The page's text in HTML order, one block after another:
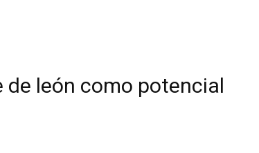
león como potencial